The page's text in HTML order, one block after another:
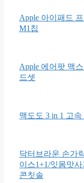
Apple 아이패드
M1칩
Apple 에어팟 맥
드셋
맥도도 3 in 1 고속
닥터브라운 손가
이스1+1/잇몸맛사
콘칫솔